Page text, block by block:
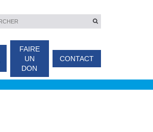
FAIRE
UN
DON
CONTACT